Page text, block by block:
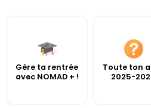
Gère ta rentrée
avec NOMAD + !
Toute ton
2025-